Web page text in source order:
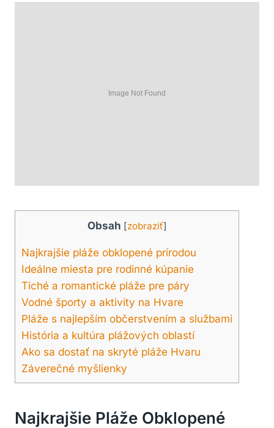
Obsah [zobraziť]
Najkrajšie pláže obklopené prírodou
Ideálne miesta pre rodinné kúpanie
Tiché a romantické pláže pre páry
Vodné športy a aktivity na Hvare
Pláže s najlepším občerstvením a službami
História a kultúra plážových oblastí
Ako sa dostať na skryté pláže Hvaru
Záverečné myšlienky
Najkrajšie Pláže Obklopené